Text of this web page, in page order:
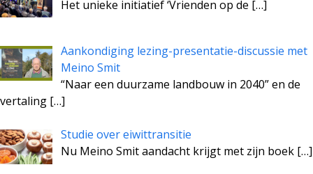
Het unieke initiatief ‘Vrienden op de […]
Aankondiging lezing-presentatie-discussie met
Meino Smit
“Naar een duurzame landbouw in 2040” en de
vertaling […]
Studie over eiwittransitie
Nu Meino Smit aandacht krijgt met zijn boek […]